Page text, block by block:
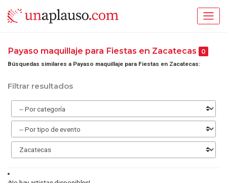
Payaso maquillaje para Fiestas en Zacatecas 0
Búsquedas similares a Payaso maquillaje para Fiestas en Zacatecas:
Filtrar resultados